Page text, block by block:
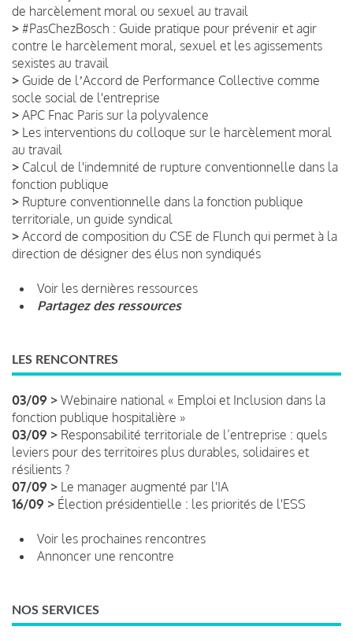
de harcèlement moral ou sexuel au travail
> #PasChezBosch : Guide pratique pour prévenir et agir
contre le harcèlement moral, sexuel et les agissements
sexistes au travail
> Guide de lʼAccord de Performance Collective comme
socle social de l'entreprise
> APC Fnac Paris sur la polyvalence
> Les interventions du colloque sur le harcèlement moral
au travail
> Calcul de l'indemnité de rupture conventionnelle dans la
fonction publique
> Rupture conventionnelle dans la fonction publique
territoriale, un guide syndical
> Accord de composition du CSE de Flunch qui permet à la
direction de désigner des élus non syndiqués
Voir les dernières ressources
Partagez des ressources
LES RENCONTRES
03/09 > Webinaire national « Emploi et Inclusion dans la
fonction publique hospitalière »
03/09 > Responsabilité territoriale de l’entreprise : quels
leviers pour des territoires plus durables, solidaires et
résilients ?
07/09 > Le manager augmenté par l'IA
16/09 > Élection présidentielle : les priorités de l'ESS
Voir les prochaines rencontres
Annoncer une rencontre
NOS SERVICES